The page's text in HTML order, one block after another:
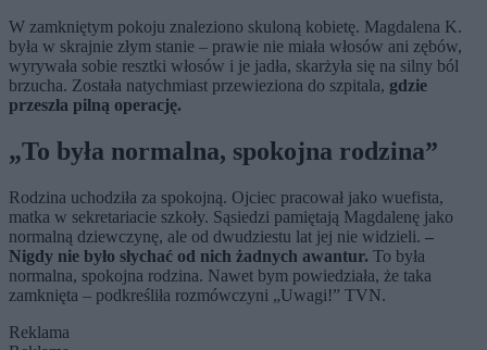
W zamkniętym pokoju znaleziono skuloną kobietę. Magdalena K.
była w skrajnie złym stanie – prawie nie miała włosów ani zębów,
wyrywała sobie resztki włosów i je jadła, skarżyła się na silny ból
brzucha. Została natychmiast przewieziona do szpitala, gdzie
przeszła pilną operację.
„To była normalna, spokojna rodzina”
Rodzina uchodziła za spokojną. Ojciec pracował jako wuefista,
matka w sekretariacie szkoły. Sąsiedzi pamiętają Magdalenę jako
normalną dziewczynę, ale od dwudziestu lat jej nie widzieli. –
Nigdy nie było słychać od nich żadnych awantur. To była
normalna, spokojna rodzina. Nawet bym powiedziała, że taka
zamknięta – podkreśliła rozmówczyni „Uwagi!” TVN.
Reklama